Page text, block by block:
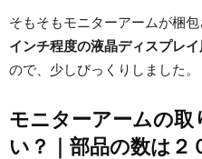
そもそもモニターアームが梱包
インチ程度の液晶ディスプレ
ので、少しびっくりしました。
モニターアームの取
い？｜部品の数は２